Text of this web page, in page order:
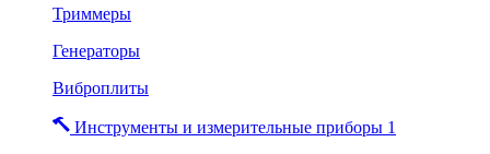
Триммеры
Генераторы
Виброплиты
Инструменты и измерительные приборы 1